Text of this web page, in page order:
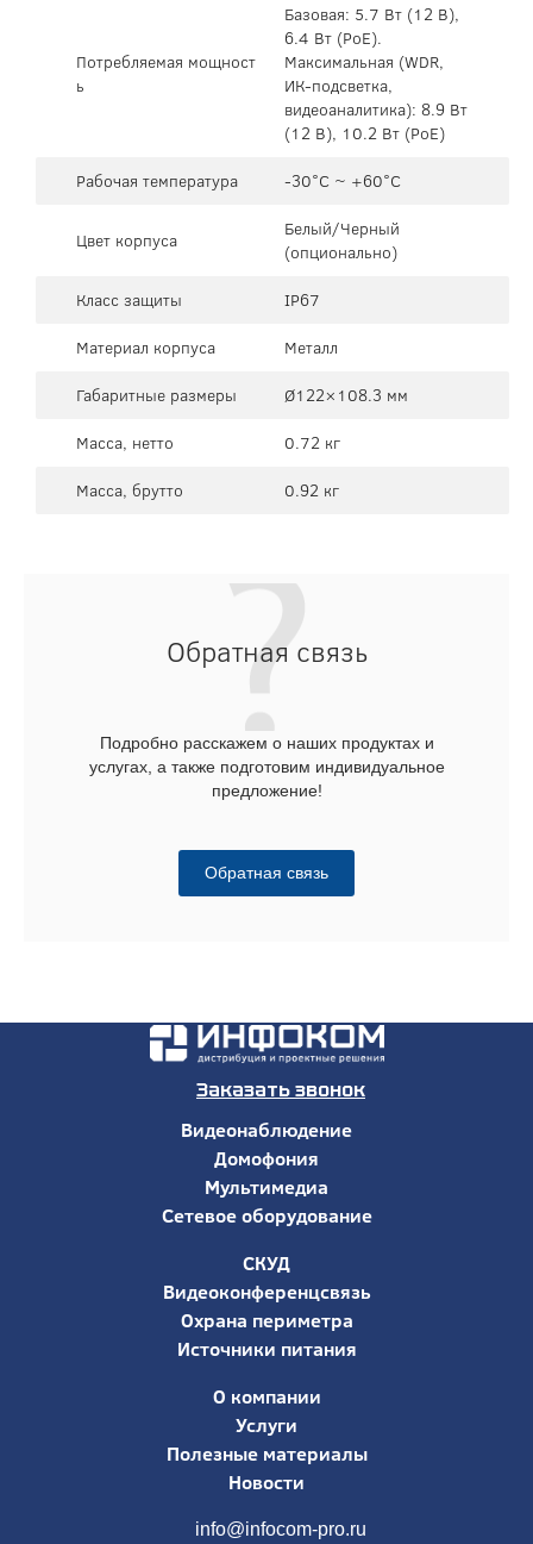
Потребляемая мощност
ь
Базовая: 5.7 Вт (12 В),
6.4 Вт (PoE).
Максимальная (WDR,
ИК-подсветка,
видеоаналитика): 8.9 Вт
(12 В), 10.2 Вт (PoE)
Рабочая температура
-30°C ~ +60°C
Цвет корпуса
Белый/Черный
(опционально)
Класс защиты
IP67
Материал корпуса
Металл
Габаритные размеры
Ø122×108.3 мм
Масса, нетто
0.72 кг
Масса, брутто
0.92 кг
Обратная связь
Подробно расскажем о наших продуктах и
услугах, а также подготовим индивидуальное
предложение!
Обратная связь
Заказать звонок
Видеонаблюдение
Домофония
Мультимедиа
Сетевое оборудование
СКУД
Видеоконференцсвязь
Охрана периметра
Источники питания
О компании
Услуги
Полезные материалы
Новости
info@infocom-pro.ru